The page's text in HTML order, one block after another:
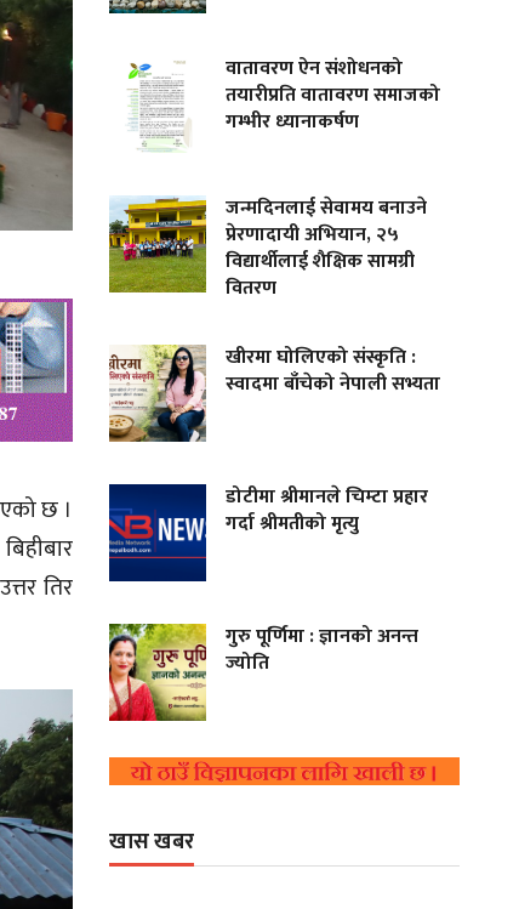
छ ।
तिर
वातावरण ऐन संशोधनको
तयारीप्रति वातावरण समाजको
गम्भीर ध्यानाकर्षण
जन्मदिनलाई सेवामय बनाउने
प्रेरणादायी अभियान, २५
विद्यार्थीलाई शैक्षिक सामग्री
वितरण
खीरमा घोलिएको संस्कृति :
स्वादमा बाँचेको नेपाली सभ्यता
डोटीमा श्रीमानले चिम्टा प्रहार
गर्दा श्रीमतीको मृत्यु
गुरु पूर्णिमा : ज्ञानको अनन्त
ज्योति
खास खबर